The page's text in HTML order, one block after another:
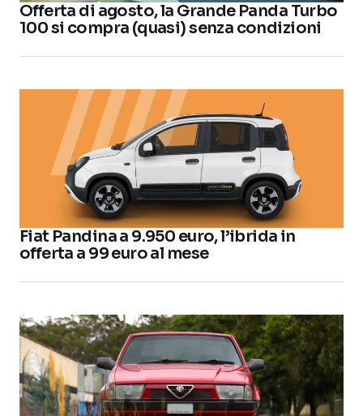
Offerta di agosto, la Grande Panda Turbo
100 si compra (quasi) senza condizioni
Fiat Pandina a 9.950 euro, l’ibrida in
offerta a 99 euro al mese